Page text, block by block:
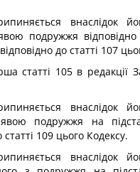
внаслідок
подружжя
до статті 107
статті 105 в редакції
внаслідок
подружжя на
статті 109 цього Кодексу.
внаслідок